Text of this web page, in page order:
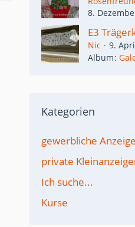
8.
E3
Nic
9.
Album
Kategorien
gewerbliche
private
Ich suche...
Kurse